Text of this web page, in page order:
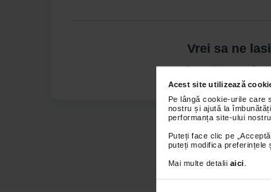
Acest site utilizează
Pe lângă cookie-urile care
nostru și ajută la
performanța site-ului
Puteți face clic pe
puteți modifica preferințele
Mai multe detalii aici
Vrei sa ne
Completeaza